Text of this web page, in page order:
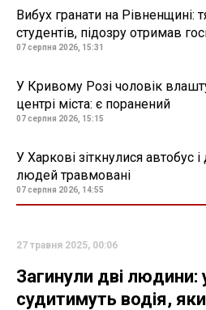
Вибух гранати на Рівненщині:
студентів, підозру отримав
07 серпня 2026, 15:31
У Кривому Розі чоловік
центрі міста: є поранений
07 серпня 2026, 15:15
У Харкові зіткнулися автобус
людей травмовані
07 серпня 2026, 14:55
27 травня 2025, 00:06
Загинули дві людини:
судитимуть водія,